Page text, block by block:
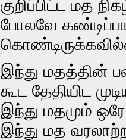
குறிப்பிட்ட மத
போலவே
இந்து மதத்தின்
கூட தேதியிட
இந்து மதமும் ஒரே
இந்து மத